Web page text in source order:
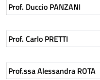
Prof. Duccio PANZANI
Prof. Carlo PRETTI
Prof.ssa Alessandra ROTA